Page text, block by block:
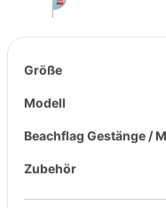
Größe
Modell
Beachflag Gestänge /
Zubehör